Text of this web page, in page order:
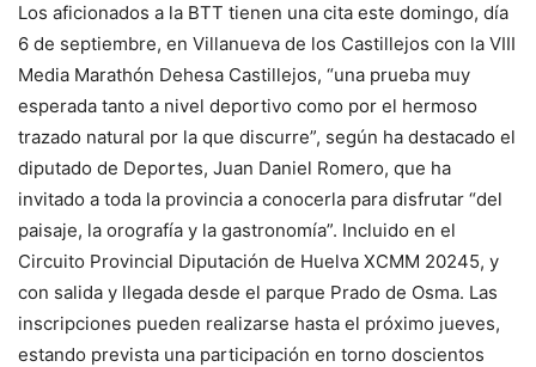
Los aficionados a la BTT tienen una cita este domingo, día
6 de septiembre, en Villanueva de los Castillejos con la VIII
Media Marathón Dehesa Castillejos, “una prueba muy
esperada tanto a nivel deportivo como por el hermoso
trazado natural por la que discurre”, según ha destacado el
diputado de Deportes, Juan Daniel Romero, que ha
invitado a toda la provincia a conocerla para disfrutar “del
paisaje, la orografía y la gastronomía”. Incluido en el
Circuito Provincial Diputación de Huelva XCMM 20245, y
con salida y llegada desde el parque Prado de Osma. Las
inscripciones pueden realizarse hasta el próximo jueves,
estando prevista una participación en torno doscientos